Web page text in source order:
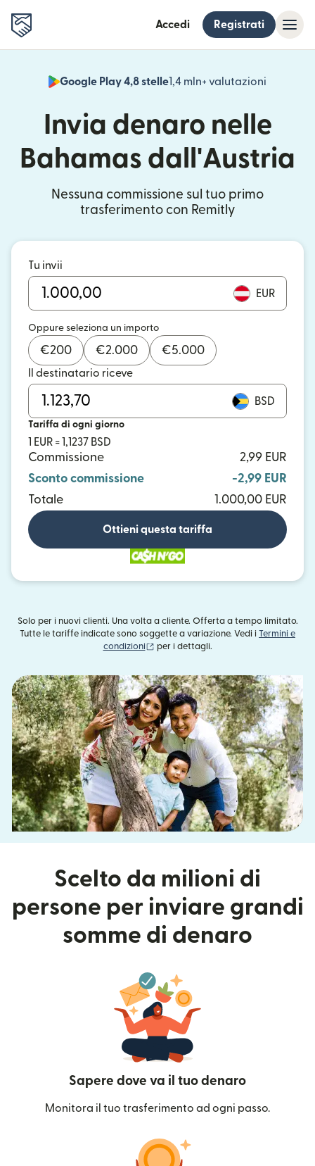
Accedi Registrati
Google Play 4,8 stelle1,4 mln+ valutazioni
Invia denaro nelle
Bahamas dall'Austria
Nessuna commissione sul tuo primo
trasferimento con Remitly
Tu invii
EUR
Oppure seleziona un importo
€200 €2.000 €5.000
Il destinatario riceve
BSD
Tariffa di ogni giorno
1 EUR = 1,1237 BSD
Commissione
2,99 EUR
Sconto commissione
-2,99 EUR
Totale
1.000,00 EUR
Ottieni questa tariffa
Solo per i nuovi clienti. Una volta a cliente. Offerta a tempo limitato.
Tutte le tariffe indicate sono soggette a variazione. Vedi i Termini e
condizioni
(si apre in una nuova finestra)
per i dettagli.
Scelto da milioni di
persone per inviare grandi
somme di denaro
Sapere dove va il tuo denaro
Monitora il tuo trasferimento ad ogni passo.